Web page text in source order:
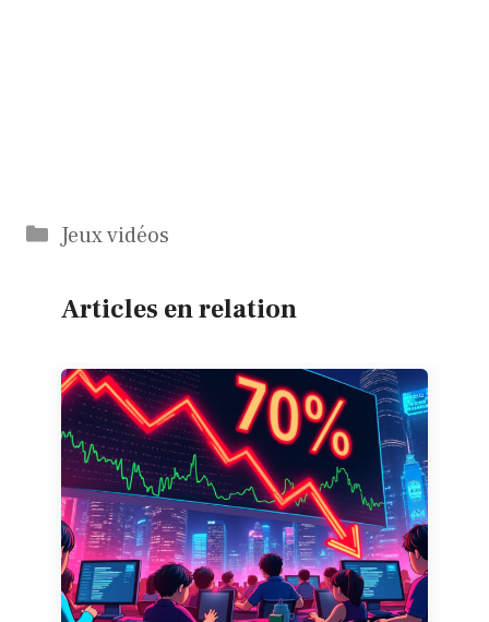
Catégories
Jeux vidéos
Articles en relation